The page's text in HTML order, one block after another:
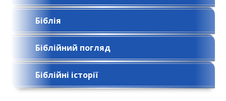
Біблія
Біблійний погляд
Біблійні історії